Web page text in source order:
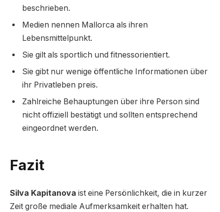
beschrieben.
Medien nennen Mallorca als ihren
Lebensmittelpunkt.
Sie gilt als sportlich und fitnessorientiert.
Sie gibt nur wenige öffentliche Informationen über
ihr Privatleben preis.
Zahlreiche Behauptungen über ihre Person sind
nicht offiziell bestätigt und sollten entsprechend
eingeordnet werden.
Fazit
Silva Kapitanova ist eine Persönlichkeit, die in kurzer
Zeit große mediale Aufmerksamkeit erhalten hat.